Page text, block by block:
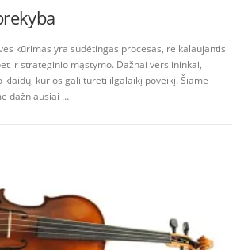
kūrimas yra sudėtingas procesas, reikalaujantis
ir strateginio mąstymo. Dažnai verslininkai,
klaidų, kurios gali turėti ilgalaikį poveikį. Šiame
dažniausiai …